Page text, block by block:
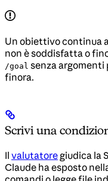
Un obiettivo continua
non è soddisfatta o
/goal senza argomenti
finora.
Scrivi una
Il valutatore giudica la
Claude ha esposto